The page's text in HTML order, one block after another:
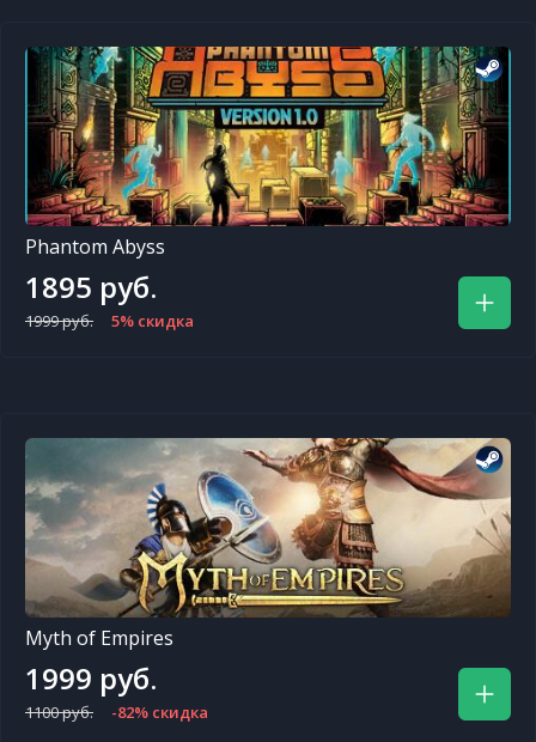
Phantom Abyss
1895 руб.
1999 руб. 5% скидка
Myth of Empires
1999 руб.
1100 руб. -82% скидка